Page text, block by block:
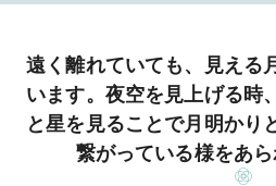
遠く離れていても、見える
います。夜空を見上げる時
と星を見ることで月明かり
繋がっている様をあら